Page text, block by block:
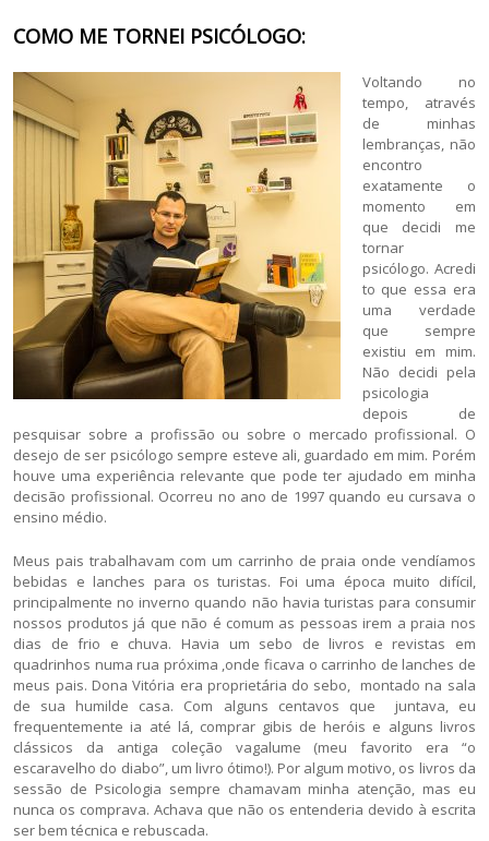
COMO ME TORNEI PSICÓLOGO:
Voltando no
tempo, através
de minhas
lembranças, não
encontro
exatamente o
momento em
que decidi me
tornar
psicólogo. Acredi
to que essa era
uma verdade
que sempre
existiu em mim.
Não decidi pela
psicologia
depois de
pesquisar sobre a profissão ou sobre o mercado profissional. O
desejo de ser psicólogo sempre esteve ali, guardado em mim. Porém
houve uma experiência relevante que pode ter ajudado em minha
decisão profissional. Ocorreu no ano de 1997 quando eu cursava o
ensino médio.
Meus pais trabalhavam com um carrinho de praia onde vendíamos
bebidas e lanches para os turistas. Foi uma época muito difícil,
principalmente no inverno quando não havia turistas para consumir
nossos produtos já que não é comum as pessoas irem a praia nos
dias de frio e chuva. Havia um sebo de livros e revistas em
quadrinhos numa rua próxima ,onde ficava o carrinho de lanches de
meus pais. Dona Vitória era proprietária do sebo, montado na sala
de sua humilde casa. Com alguns centavos que juntava, eu
frequentemente ia até lá, comprar gibis de heróis e alguns livros
clássicos da antiga coleção vagalume (meu favorito era “o
escaravelho do diabo”, um livro ótimo!). Por algum motivo, os livros da
sessão de Psicologia sempre chamavam minha atenção, mas eu
nunca os comprava. Achava que não os entenderia devido à escrita
ser bem técnica e rebuscada.